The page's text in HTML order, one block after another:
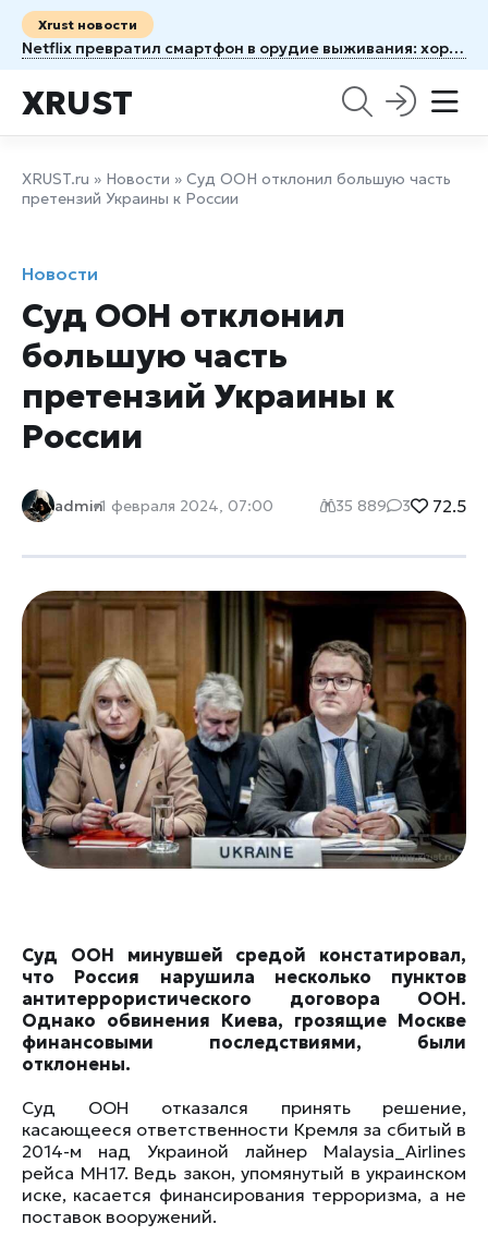
Xrust новости
Netflix превратил смартфон в орудие выживания: хоррор Unhinged заставляет бояться собственного телефона
XRUST
XRUST.ru » Новости » Суд ООН отклонил большую часть
претензий Украины к России
Новости
Суд ООН отклонил
большую часть
претензий Украины к
России
admin1 февраля 2024, 07:00 35 889 3 72.5
Суд ООН минувшей средой констатировал,
что Россия нарушила несколько пунктов
антитеррористического договора ООН.
Однако обвинения Киева, грозящие Москве
финансовыми последствиями, были
отклонены.
Суд ООН отказался принять решение,
касающееся ответственности Кремля за сбитый в
2014-м над Украиной лайнер Malaysia_Airlines
рейса MH17. Ведь закон, упомянутый в украинском
иске, касается финансирования терроризма, а не
поставок вооружений.